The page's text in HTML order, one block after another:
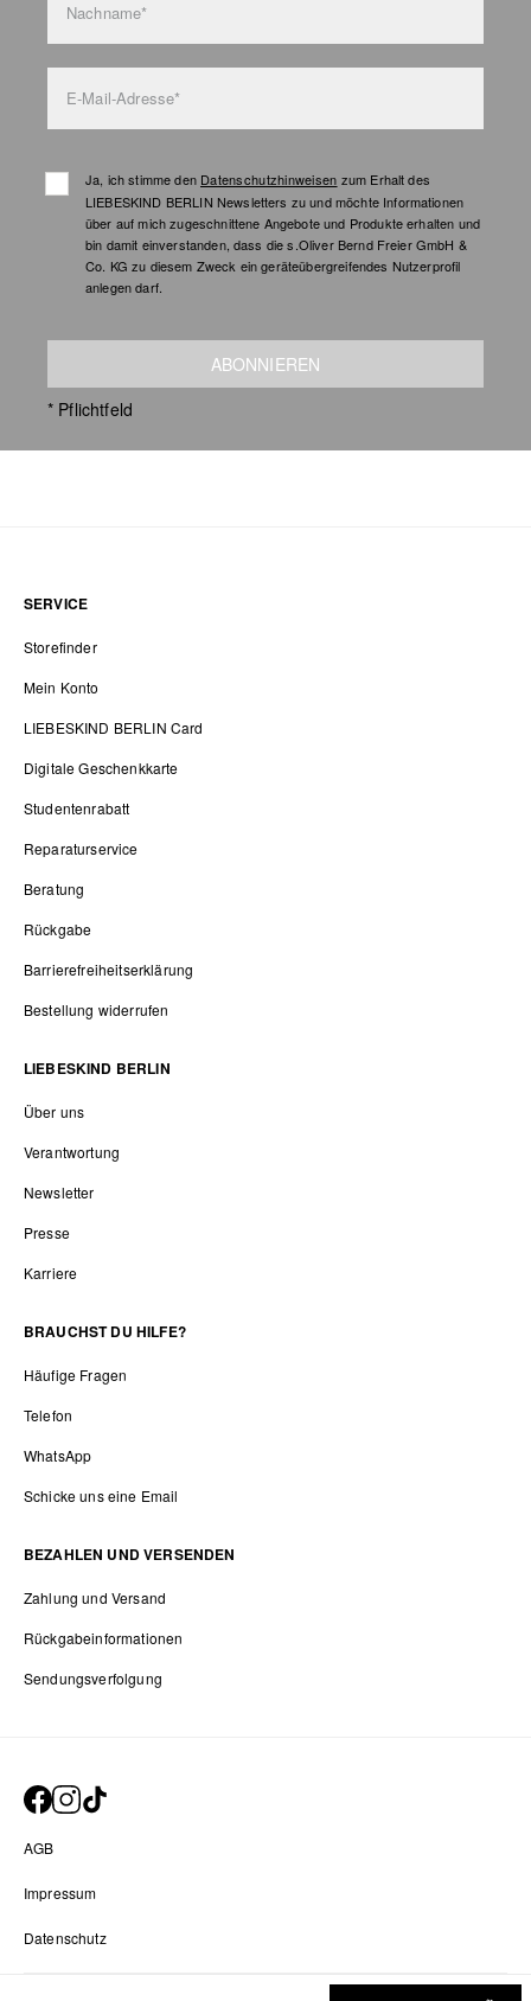
Nachname*
E-Mail-Adresse*
Ja, ich stimme den Datenschutzhinweisen zum Erhalt des
LIEBESKIND BERLIN Newsletters zu und möchte Informationen
über auf mich zugeschnittene Angebote und Produkte erhalten und
bin damit einverstanden, dass die s.Oliver Bernd Freier GmbH &
Co. KG zu diesem Zweck ein geräteübergreifendes Nutzerprofil
anlegen darf.
ABONNIEREN
* Pflichtfeld
SERVICE
Storefinder
Mein Konto
LIEBESKIND BERLIN Card
Digitale Geschenkkarte
Studentenrabatt
Reparaturservice
Beratung
Rückgabe
Barrierefreiheitserklärung
Bestellung widerrufen
LIEBESKIND BERLIN
Über uns
Verantwortung
Newsletter
Presse
Karriere
BRAUCHST DU HILFE?
Häufige Fragen
Telefon
WhatsApp
Schicke uns eine Email
BEZAHLEN UND VERSENDEN
Zahlung und Versand
Rückgabeinformationen
Sendungsverfolgung
AGB
Impressum
Datenschutz
Datenschutz-Einstellungen